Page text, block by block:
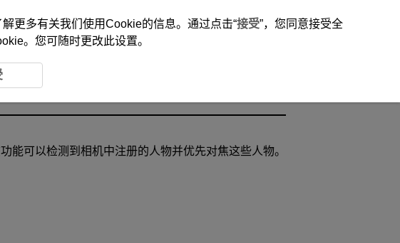
能可以检测到相机中注册的人物并优先对焦这些人物。
解更多有关我们使用Cookie的信息。通过点击“接受”，您同意接受全
。您可随时更改此设置。